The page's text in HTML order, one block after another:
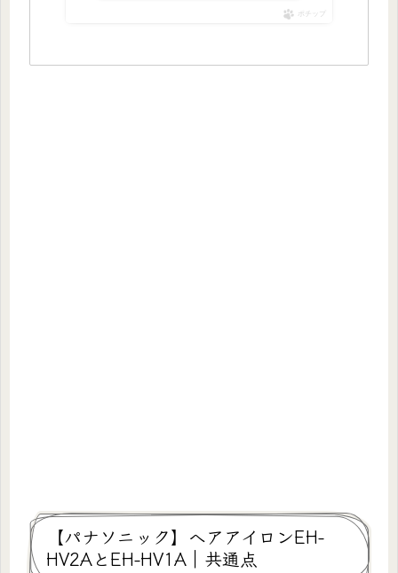
ポチップ
【パナソニック】へアアイロンEH-
HV2AとEH-HV1A｜共通点